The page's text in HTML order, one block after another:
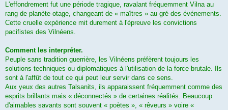
L'effondrement fut une période tragique, ravalant fréquemment Vilna au
rang de planète-otage, changeant de « maîtres » au gré des événements.
Cette cruelle expérience mit durement à l'épreuve les convictions
pacifistes des Vilnéens.
Comment les interpréter.
Peuple sans tradition guerrière, les Vilnéens préfèrent toujours les
solutions techniques ou diplomatiques à l'utilisation de la force brutale. Ils
sont à l'affût de tout ce qui peut leur servir dans ce sens.
Aux yeux des autres Talsanits, ils apparaissent fréquemment comme des
esprits brillants mais « déconnectés » de certaines réalités. Beaucoup
d'aimables savants sont souvent « poètes », « rêveurs » voire «